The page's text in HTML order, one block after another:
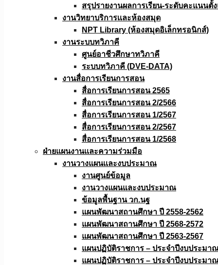
สรุปรายงานผลการเรียน-ระดับคะแนนตั้
งานวิทยาบริการเเละห้องสมุด
NPT Library (ห้องสมุดอิเล็กทรอนิกส์)
งานระบบทวิภาคี
ศูนย์อาชีวศึกษาทวิภาคี
ระบบทวิภาคี (DVE-DATA)
งานสื่อการเรียนการสอน
สื่อการเรียนการสอน 2565
สื่อการเรียนการสอน 2/2566
สื่อการเรียนการสอน 1/2567
สื่อการเรียนการสอน 2/2567
สื่อการเรียนการสอน 1/2568
ฝ่ายแผนงานเเละความร่วมมือ
งานวางแผนเเละงบประมาณ
งานศูนย์ข้อมูล
งานวางแผนและงบประมาณ
ข้อมูลพื้นฐาน วก.นฐ
แผนพัฒนาสถานศึกษา ปี 2558-2562
แผนพัฒนาสถานศึกษา ปี 2568-2572
แผนพัฒนาสถานศึกษา ปี 2563-2567
แผนปฏิบัติราชการ – ประจำปีงบประมา
แผนปฏิบัติราชการ – ประจำปีงบประมา